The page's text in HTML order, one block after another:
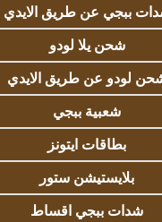
ببجي عن طريق الايدي
شحن يلا لودو
لودو عن طريق الايدي
شعبية ببجي
بطاقات ايتونز
بلايستيشن ستور
شدات ببجي اقساط